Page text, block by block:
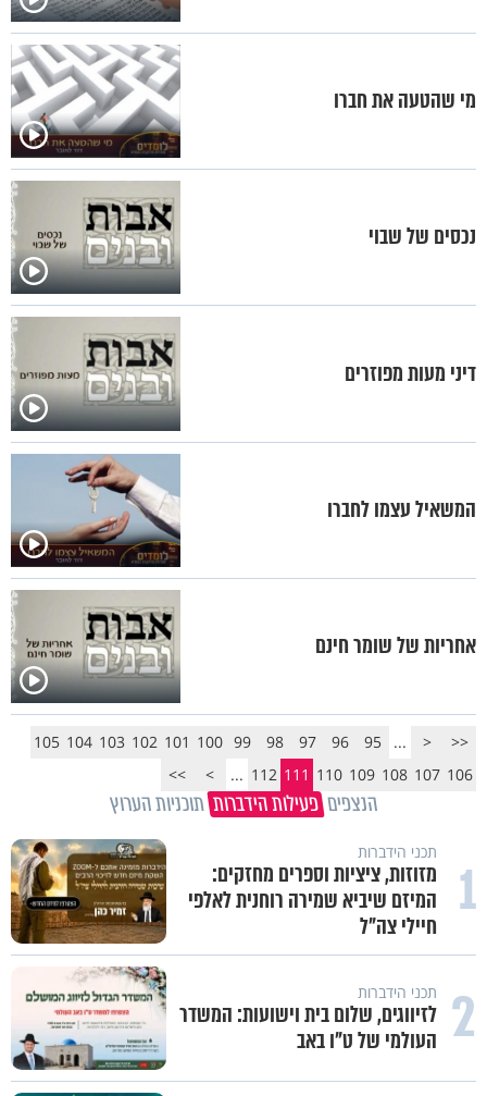
מי שהטעה את חברו
נכסים של שבוי
דיני מעות מפוזרים
המשאיל עצמו לחברו
אחריות של שומר חינם
<<
<
...
95
96
97
98
99
100
101
102
103
104
105
106
107
108
109
110
111
112
...
>
>>
הנצפים פעילות הידברות תוכניות הערוץ
1 תכני הידברות
מזוזות, ציציות וספרים מחזקים:
המיזם שיביא שמירה רוחנית לאלפי
חיילי צה"ל
2 תכני הידברות
לזיווגים, שלום בית וישועות: המשדר
העולמי של ט"ו באב